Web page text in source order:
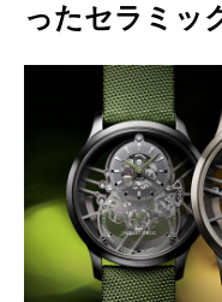
ったセラミッ